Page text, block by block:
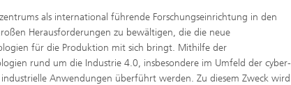
als international führende Forschungseinrichtung in den
Herausforderungen zu bewältigen, die die neue
für die Produktion mit sich bringt. Mithilfe der
rund um die Industrie 4.0, insbesondere im Umfeld der cyber-
Anwendungen überführt werden. Zu diesem Zweck wird